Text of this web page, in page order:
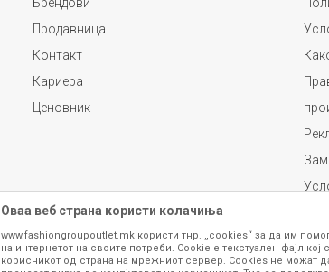
Продавница
Контакт
Кариера
Ценовник
Оваа веб страна користи колачиња
www.fashiongroupoutlet.mk користи тнр. „cookies“ за да им
на интернетот на своите потреби. Cookie е текстуален фајл
корисникот од страна на мрежниот сервер. Cookies не можат